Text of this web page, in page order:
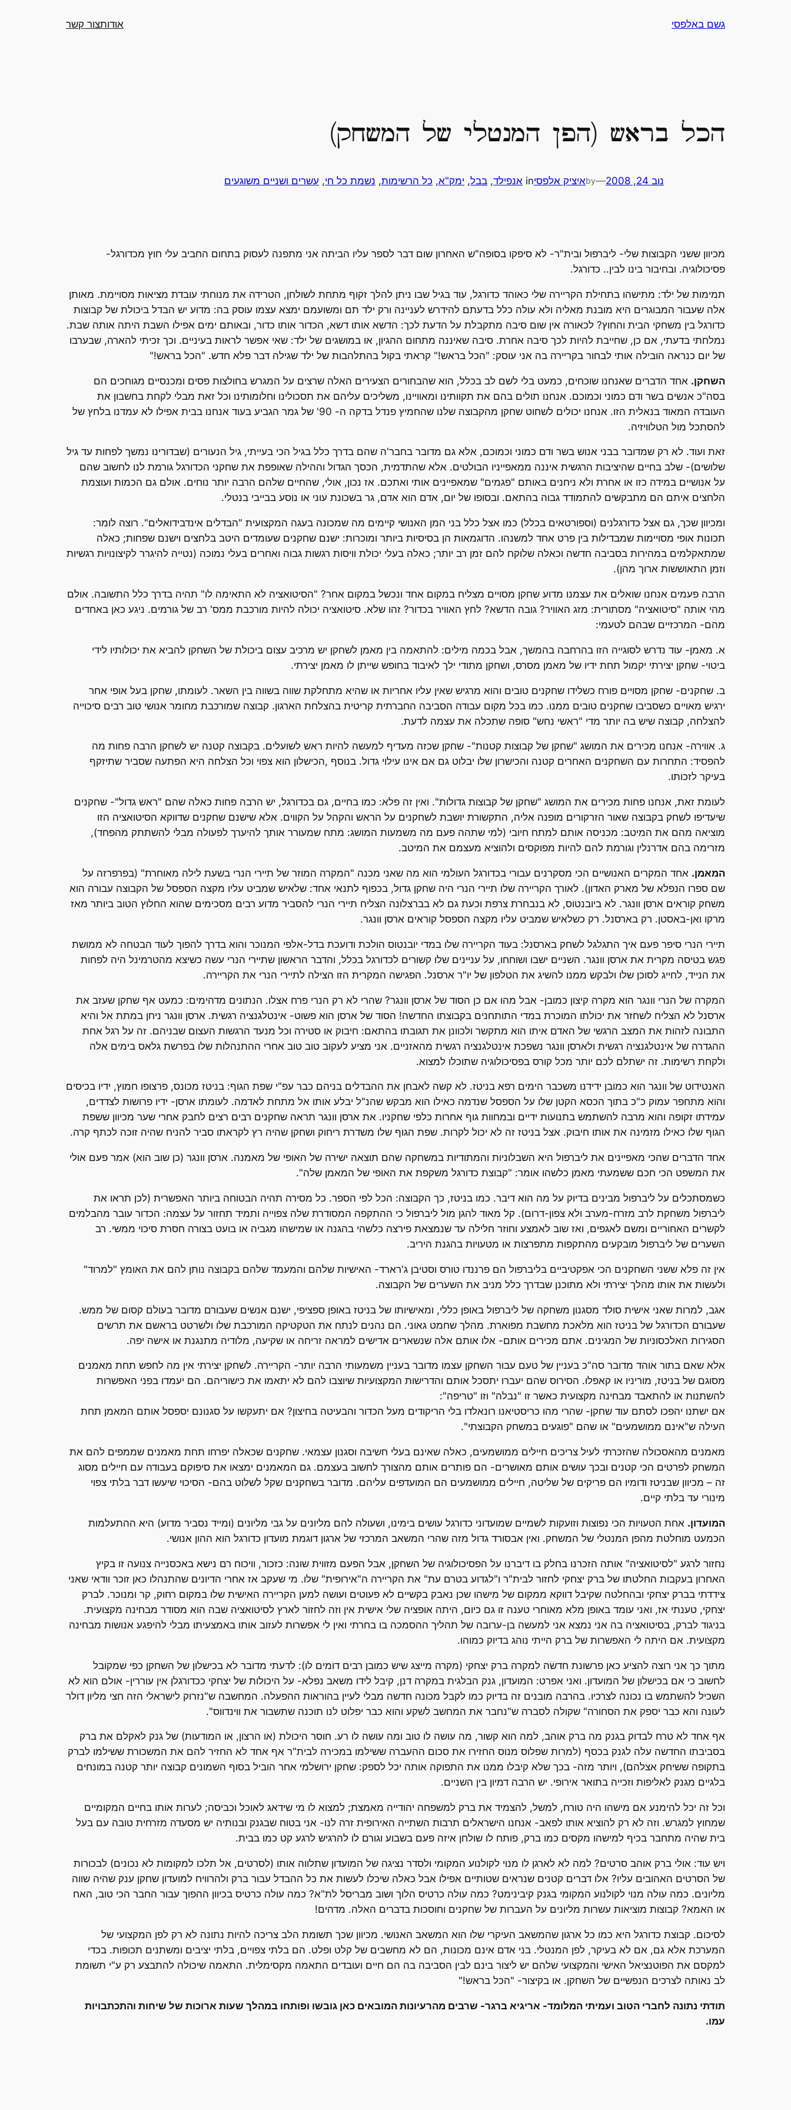
גשם באלפסי אודותצור קשר
הכל בראש (הפן המנטלי של המשחק)
נוב 24, 2008 —
byאיציק אלפסיin אנפילד, בבל, ימק"א, כל הרשימות, נשמת כל חי, עשרים ושניים משוגעים
מכיוון ששני הקבוצות שלי- ליברפול ובית"ר- לא סיפקו בסופה"ש האחרון שום דבר לספר עליו הביתה אני מתפנה לעסוק בתחום החביב עלי חוץ מכדורגל-
פסיכולוגיה. ובחיבור בינו לבין.. כדורגל.
תמימות של ילד: מתישהו בתחילת הקריירה שלי כאוהד כדורגל, עוד בגיל שבו ניתן להלך זקוף מתחת לשולחן, הטרידה את מנוחתי עובדת מציאות מסויימת. מאותן
אלה שעבור המבוגרים היא מובנת מאליה ולא עולה כלל בדעתם להידרש לעניינה ורק ילד תם ומשועמם ימצא עצמו עוסק בה: מדוע יש הבדל ביכולת של קבוצות
כדורגל בין משחקי הבית והחוץ? לכאורה אין שום סיבה מתקבלת על הדעת לכך: הדשא אותו דשא, הכדור אותו כדור, ובאותם ימים אפילו השבת היתה אותה שבת.
נמלחתי בדעתי, אם כן, שחייבת להיות לכך סיבה אחרת. סיבה שאיננה מתחום ההגיון, או במושגים של ילד: שאי אפשר לראות בעיניים. וכך זכיתי להארה, שבערבו
של יום כנראה הובילה אותי לבחור בקריירה בה אני עוסק: "הכל בראש!" קראתי בקול בהתלהבות של ילד שגילה דבר פלא חדש. "הכל בראש!"
השחקן. אחד הדברים שאנחנו שוכחים, כמעט בלי לשם לב בכלל, הוא שהבחורים הצעירים האלה שרצים על המגרש בחולצות פסים ומכנסיים מגוחכים הם
בסה"כ אנשים בשר ודם כמוני וכמוכם. אנחנו תולים בהם את תקוותינו ומאוויינו, משליכים עליהם את תסכולינו וחלומותינו וכל זאת מבלי לקחת בחשבון את
העובדה המאוד בנאלית הזו. אנחנו יכולים לשחוט שחקן מהקבוצה שלנו שהחמיץ פנדל בדקה ה- 90' של גמר הגביע בעוד אנחנו בבית אפילו לא עמדנו בלחץ של
להסתכל מול הטלוויזיה.
זאת ועוד. לא רק שמדובר בבני אנוש בשר ודם כמוני וכמוכם, אלא גם מדובר בחבר'ה שהם בדרך כלל בגיל הכי בעייתי, גיל הנעורים (שבדורינו נמשך לפחות עד גיל
שלושים)- שלב בחיים שהיציבות הרגשית איננה ממאפייניו הבולטים. אלא שהתדמית, הכסך הגדול וההילה שאופפת את שחקני הכדורגל גורמת לנו לחשוב שהם
על אנושיים במידה כזו או אחרת ולא ניחנים באותם "פגמים" שמאפיינים אותי ואתכם. אז נכון, אולי, שהחיים שלהם הרבה יותר נוחים. אולם גם הכמות ועוצמת
הלחצים איתם הם מתבקשים להתמודד גבוה בהתאם. ובסופו של יום, אדם הוא אדם, גר בשכונת עוני או נוסע בבייבי בנטלי.
ומכיוון שכך, גם אצל כדורגלנים (וספורטאים בכלל) כמו אצל כלל בני המן האנושי קיימים מה שמכונה בעגה המקצועית "הבדלים אינדבידואלים". רוצה לומר:
תכונות אופי מסויימות שמבדילות בין פרט אחד למשנהו. הדוגמאות הן בסיסיות ביותר ומוכרות: ישנם שחקנים שעומדים היטב בלחצים וישנם שפחות; כאלה
שמתאקלמים במהירות בסביבה חדשה וכאלה שלוקח להם זמן רב יותר; כאלה בעלי יכולת וויסות רגשות גבוה ואחרים בעלי נמוכה (נטייה להיגרר לקיצונויות רגשיות
וזמן התאוששות ארוך מהן).
הרבה פעמים אנחנו שואלים את עצמנו מדוע שחקן מסויים מצליח במקום אחד ונכשל במקום אחר? "הסיטואציה לא התאימה לו" תהיה בדרך כלל התשובה. אולם
מהי אותה "סיטואציה" מסתורית: מזג האוויר? גובה הדשא? לחץ האוויר בכדור? זהו שלא. סיטואציה יכולה להיות מורכבת ממס' רב של גורמים. ניגע כאן באחדים
מהם- המרכזיים שבהם לטעמי:
א. מאמן- עוד נדרש לסוגייה הזו בהרחבה בהמשך, אבל בכמה מילים: להתאמה בין מאמן לשחקן יש מרכיב עצום ביכולת של השחקן להביא את יכולותיו לידי
ביטוי- שחקן יצירתי יקמול תחת ידיו של מאמן מסרס, ושחקן מתודי ילך לאיבוד בחופש שייתן לו מאמן יצירתי.
ב. שחקנים- שחקן מסויים פורח כשלידו שחקנים טובים והוא מרגיש שאין עליו אחריות או שהיא מתחלקת שווה בשווה בין השאר. לעומתו, שחקן בעל אופי אחר
ירגיש מאויים כשסביבו שחקנים טובים ממנו. כמו בכל מקום עבודה הסביבה החברתית קריטית בהצלחת הארגון. קבוצה שמורכבת מחומר אנושי טוב רבים סיכוייה
להצלחה, קבוצה שיש בה יותר מדי "ראשי נחש" סופה שתכלה את עצמה לדעת.
ג. אווירה- אנחנו מכירים את המושג "שחקן של קבוצות קטנות"- שחקן שכזה מעדיף למעשה להיות ראש לשועלים. בקבוצה קטנה יש לשחקן הרבה פחות מה
להפסיד: התחרות עם השחקנים האחרים קטנה והכישרון שלו יבלוט גם אם אינו עילוי גדול. בנוסף ,הכישלון הוא צפוי וכל הצלחה היא הפתעה שסביר שתיזקף
בעיקר לזכותו.
לעומת זאת, אנחנו פחות מכירים את המושג "שחקן של קבוצות גדולות". ואין זה פלא: כמו בחיים, גם בכדורגל, יש הרבה פחות כאלה שהם "ראש גדול"- שחקנים
שיעדיפו לשחק בקבוצה שאור הזרקורים מופנה אליה, התקשורת יושבת לשחקנים על הראש והקהל על הקווים. אלא שישנם שחקנים שדווקא הסיטואציה הזו
מוציאה מהם את המיטב: מכניסה אותם למתח חיובי (למי שתהה פעם מה משמעות המושג: מתח שמעורר אותך להיערך לפעולה מבלי להשתתק מהפחד),
מזרימה בהם אדרנלין וגורמת להם להיות מפוקסים ולהוציא מעצמם את המיטב.
המאמן. אחד המקרים האנושיים הכי מסקרנים עבורי בכדורגל העולמי הוא מה שאני מכנה "המקרה המוזר של תיירי הנרי בשעת לילה מאוחרת" (בפרפרזה על
שם ספרו הנפלא של מארק האדון). לאורך הקריירה שלו תיירי הנרי היה שחקן גדול, בכפוף לתנאי אחד: שלאיש שמביט עליו מקצה הספסל של הקבוצה עבורה הוא
משחק קוראים ארסן וונגר. לא ביובנטוס, לא בנבחרת צרפת וכעת גם לא בברצלונה הצליח תיירי הנרי להסביר מדוע רבים מסכימים שהוא החלוץ הטוב ביותר מאז
מרקו ואן-באסטן. רק בארסנל. רק כשלאיש שמביט עליו מקצה הספסל קוראים ארסן וונגר.
תיירי הנרי סיפר פעם איך התגלגל לשחק בארסנל: בעוד הקריירה שלו במדי יובנטוס הולכת ודועכת בדל-אלפי המנוכר והוא בדרך להפוך לעוד הבטחה לא ממושת
פגש בטיסה מקרית את ארסן וונגר. השניים ישבו ושוחחו, על עניינים שלו קשורים לכדורגל בכלל, והדבר הראשון שתיירי הנרי עשה כשיצא מהטרמינל היה לפחות
את הנייד, לחייג לסוכן שלו ולבקש ממנו להשיג את הטלפון של יו"ר ארסנל. הפגישה המקרית הזו הצילה לתיירי הנרי את הקריירה.
המקרה של הנרי וונגר הוא מקרה קיצון כמובן- אבל מהו אם כן הסוד של ארסן וונגר? שהרי לא רק הנרי פרח אצלו. הנתונים מדהימים: כמעט אף שחקן שעזב את
ארסנל לא הצליח לשחזר את יכולתו המוכרת במדי התותחנים בקבוצתו החדשה! הסוד של ארסן הוא פשוט- אינטלגנציה רגשית. ארסן וונגר ניחן במתת אל והיא
התבונה לזהות את המצב הרגשי של האדם איתו הוא מתקשר ולכוונן את תגובתו בהתאם: חיבוק או סטירה וכל מנעד הרגשות העצום שבניהם. זה על רגל אחת
ההגדרה של אינטלגנציה רגשית ולארסן וונגר נשפכת אינטלגנציה רגשית מהאזניים. אני מציע לעקוב טוב טוב אחרי ההתנהלות שלו בפרשת גלאס בימים אלה
ולקחת רשימות. זה ישתלם לכם יותר מכל קורס בפסיכולוגיה שתוכלו למצוא.
האנטידוט של וונגר הוא כמובן ידידנו משכבר הימים רפא בניטז. לא קשה לאבחן את ההבדלים בניהם כבר עפ"י שפת הגוף: בניטז מכונס, פרצופו חמוץ, ידיו בכיסים
והוא מתחפר עמוק כ"כ בתוך הכסא הקטן שלו על הספסל שנדמה כאילו הוא מבקש שהנ"ל יבלע אותו אל מתחת לאדמה. לעומתו ארסן- ידיו פרושות לצדדים,
עמידתו זקופה והוא מרבה להשתמש בתנועות ידיים ובמחוות גוף אחרות כלפי שחקניו. את ארסן וונגר תראה שחקנים רבים רצים לחבק אחרי שער מכיוון ששפת
הגוף שלו כאילו מזמינה את אותו חיבוק. אצל בניטז זה לא יכול לקרות. שפת הגוף שלו משדרת ריחוק ושחקן שהיה רץ לקראתו סביר להניח שהיה זוכה לכתף קרה.
אחד הדברים שהכי מאפיינים את ליברפול היא השבלוניות והמתודיות במשחקה שהם תוצאה ישירה של האופי של מאמנה. ארסן וונגר (כן שוב הוא) אמר פעם אולי
את המשפט הכי חכם ששמעתי מאמן כלשהו אומר: "קבוצת כדורגל משקפת את האופי של המאמן שלה".
כשמסתכלים על ליברפול מבינים בדיוק על מה הוא דיבר. כמו בניטז, כך הקבוצה: הכל לפי הספר. כל מסירה תהיה הבטוחה ביותר האפשרית (לכן תראו את
ליברפול משחקת לרב מזרח-מערב ולא צפון-דרום). קל מאוד להגן מול ליברפול כי ההתקפה המסודרת שלה צפוייה ותמיד תחזור על עצמה: הכדור עובר מהבלמים
לקשרים האחוריים ומשם לאגפים, ואז שוב לאמצע וחוזר חלילה עד שנמצאת פירצה כלשהי בהגנה או שמישהו מגביה או בועט בצורה חסרת סיכוי ממשי. רב
השערים של ליברפול מובקעים מהתקפות מתפרצות או מטעויות בהגנת היריב.
אין זה פלא ששני השחקנים הכי אפקטיביים בליברפול הם פרננדו טורס וסטיבן ג'רארד- האישיות שלהם והמעמד שלהם בקבוצה נותן להם את האומץ "למרוד"
ולעשות את אותו מהלך יצירתי ולא מתוכנן שבדרך כלל מניב את השערים של הקבוצה.
אגב, למרות שאני אישית סולד מסגנון משחקה של ליברפול באופן כללי, ומאישיותו של בניטז באופן ספציפי, ישנם אנשים שעבורם מדובר בעולם קסום של ממש.
שעבורם הכדורגל של בניטז הוא מלאכת מחשבת מפוארת. מהלך שחמט גאוני. הם נהנים לנתח את הטקטיקה המורכבת שלו ולשרטט בראשם את תרשים
הסגירות האלכסוניות של המגינים. אתם מכירים אותם- אלו אותם אלה שנשארים אדישים למראה זריחה או שקיעה, מלודיה מתנגנת או אישה יפה.
אלא שאם בתור אוהד מדובר סה"כ בעניין של טעם עבור השחקן עצמו מדובר בעניין משמעותי הרבה יותר- הקריירה. לשחקן יצירתי אין מה לחפש תחת מאמנים
מסוגם של בניטז, מוריניו או קאפלו. הסירוס שהם יעברו יתסכל אותם והדרישות המקצועיות שיוצבו להם לא יתאמו את כישוריהם. הם יעמדו בפני האפשרות
להשתנות או להתאבד מבחינה מקצועית כאשר זו "נבלה" וזו "טריפה":
אם ישתנו יהפכו לסתם עוד שחקן- שהרי מהו כריסטיאנו רונאלדו בלי הריקודים מעל הכדור והבעיטה בחיצון? אם יתעקשו על סגנונם יספסל אותם המאמן תחת
העילה ש"אינם ממושמעים" או שהם "פוגעים במשחק הקבוצתי".
מאמנים מהאסכולה שהזכרתי לעיל צריכים חיילים ממושמעים, כאלה שאינם בעלי חשיבה וסגנון עצמאי. שחקנים שכאלה יפרחו תחת מאמנים שממפים להם את
המשחק לפרטים הכי קטנים ובכך עושים אותם מאושרים- הם פותרים אותם מהצורך לחשוב בעצמם. גם המאמנים ימצאו את סיפוקם בעבודה עם חיילים מסוג
זה – מכיוון שבניטז ודומיו הם פריקים של שליטה, חיילים ממושמעים הם המועדפים עליהם. מדובר בשחקנים שקל לשלוט בהם- הסיכוי שיעשו דבר בלתי צפוי
מינורי עד בלתי קיים.
המועדון. אחת הטעויות הכי נפוצות וזועקות לשמיים שמועדוני כדורגל עושים בימינו, ושעולה להם מליונים על גבי מליונים (ומייד נסביר מדוע) היא ההתעלמות
הכמעט מוחלטת מהפן המנטלי של המשחק. ואין אבסורד גדול מזה שהרי המשאב המרכזי של ארגון דוגמת מועדון כדורגל הוא ההון אנושי.
נחזור לרגע "לסיטואציה" אותה הזכרנו בחלק בו דיברנו על הפסיכולוגיה של השחקן, אבל הפעם מזווית שונה: כזכור, וויכוח רם נישא באכסנייה צנועה זו בקיץ
האחרון בעקבות החלטתו של ברק יצחקי לחזור לבית"ר ו"לגדוע בטרם עת" את הקריירה ה"אירופית" שלו. מי שעקב אז אחרי הדיונים שהתנהלו כאן זוכר וודאי שאני
צידדתי בברק יצחקי ובהחלטה שקיבל דווקא ממקום של מישהו שכן נאבק בקשיים לא פעוטים ועושה למען הקריירה האישית שלו במקום רחוק, קר ומנוכר. לברק
יצחקי, טענתי אז, ואני עומד באופן מלא מאוחרי טענה זו גם כיום, היתה אופציה שלי אישית אין וזה לחזור לארץ לסיטואציה שבה הוא מסודר מבחינה מקצועית.
בניגוד לברק, בסיטואציה בה אני נמצא אני למעשה בן-ערובה של תהליך ההסמכה בו בחרתי ואין לי אפשרות לעזוב אותו באמצעיתו מבלי להיפגע אנושות מבחינה
מקצועית. אם היתה לי האפשרות של ברק הייתי נוהג בדיוק כמוהו.
מתוך כך אני רוצה להציע כאן פרשונת חדשה למקרה ברק יצחקי (מקרה מייצג שיש כמובן רבים דומים לו): לדעתי מדובר לא בכישלון של השחקן כפי שמקובל
לחשוב כי אם בכישלון של המועדון. ואני אפרט: המועדון, גנק הבלגית במקרה דנן, קיבל לידו משאב נפלא- על היכולות של יצחקי ככדורגלן אין עוררין- אולם הוא לא
השכיל להשתמש בו נכונה לצרכיו. בהרבה מובנים זה בדיוק כמו לקבל מכונה חדשה מבלי לעיין בהוראות ההפעלה. המחשבה ש"נזרוק לישראלי הזה חצי מליון דולר
לעונה והא כבר יספק את הסחורה" שקולה לסברה ש"נחבר את המחשב לשקע והוא כבר יפלוט לנו תוכנה שתשבור את ווינדווס".
אף אחד לא טרח לבדוק בגנק מה ברק אוהב, למה הוא קשור, מה עושה לו טוב ומה עושה לו רע. חוסר היכולת (או הרצון, או המודעות) של גנק לאקלם את ברק
בסביבתו החדשה עלה לגנק בכסף (למרות שפלוס מנוס החזירו את סכום ההעברה ששילמו במכירה לבית"ר אף אחד לא החזיר להם את המשכורת ששילמו לברק
בתקופה ששיחק אצלהם), ויותר מזה- בכך שלא קיבלו ממנו את התפוקה אותה יכל לספק: שחקן ירושלמי אחר הוביל בסוף השמונים קבוצה יותר קטנה במונחים
בלגיים מגנק לאליפות וזכייה בתואר אירופי. יש הרבה דמיון בין השניים.
וכל זה יכל להימנע אם מישהו היה טורח, למשל, להצמיד את ברק למשפחה יהודייה מאמצת; למצוא לו מי שידאג לאוכל וכביסה; לערות אותו בחיים המקומיים
שמחוץ למגרש. וזה לא רק להוציא אותו לפאב- אנחנו הישראלים תרבות השתייה האירופית זרה לנו- אני בטוח שבגנק ובנותיה יש מסעדה מזרחית טובה עם בעל
בית שהיה מתחבר בכיף למישהו מקסים כמו ברק, פותח לו שולחן איזה פעם בשבוע וגורם לו להרגיש לרגע קט כמו בבית.
ויש עוד: אולי ברק אוהב סרטים? למה לא לארגן לו מנוי לקולנוע המקומי ולסדר נציגה של המועדון שתלווה אותו (לסרטים, אל תלכו למקומות לא נכונים) לבכורות
של הסרטים האהובים עליו? אלו דברים קטנים שנראים שטותיים אפילו אבל כאלה שיכלו לעשות את כל ההבדל עבור ברק ולהרוויח למועדון שחקן ענק שהיה שווה
מליונים. כמה עולה מנוי לקולנוע המקומי בגנק קיבינימט? כמה עולה כרטיס הלוך ושוב מבריסל לת"א? כמה עולה כרטיס בכיוון ההפוך עבור החבר הכי טוב, האח
או האמא? קבוצות מוציאות עשרות מליונים על העברות של שחקנים וחוסכות בדברים האלה. מדהים!
לסיכום. קבוצת כדורגל היא כמו כל ארגון שהמשאב העיקרי שלו הוא המשאב האנושי. מכיוון שכך תשומת הלב צריכה להיות נתונה לא רק לפן המקצועי של
המערכת אלא גם, אם לא בעיקר, לפן המנטלי. בני אדם אינם מכונות, הם לא מחשבים של קלט ופלט. הם בלתי צפויים, בלתי יציבים ומשתנים תכופות. בכדי
למקסם את הפוטנציאל האישי והמקצועי שלהם יש ליצור בינם לבין הסביבה בה הם חיים ועובדים התאמה מקסימלית. התאמה שיכולה להתבצע רק ע"י תשומת
לב נאותה לצרכים הנפשיים של השחקן. או בקיצור- "הכל בראש!"
תודתי נתונה לחברי הטוב ועמיתי המלומד- אריגיא ברגר- שרבים מהרעיונות המובאים כאן גובשו ופותחו במהלך שעות ארוכות של שיחות והתכתבויות
עמו.